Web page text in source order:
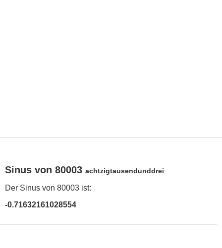
Sinus von 80003 achtzigtausendunddrei
Der Sinus von 80003 ist:
-0.71632161028554